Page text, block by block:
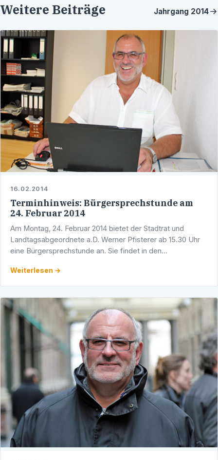
Weitere Beiträge Jahrgang 2014
16.02.2014
Terminhinweis: Bürgersprechstunde am
24. Februar 2014
Am Montag, 24. Februar 2014 bietet der Stadtrat und
Landtagsabgeordnete a.D. Werner Pfisterer ab 15.30 Uhr
eine Bürgersprechstunde an. Sie findet in den
Adlerstraße 1/5, …
Weiterlesen →